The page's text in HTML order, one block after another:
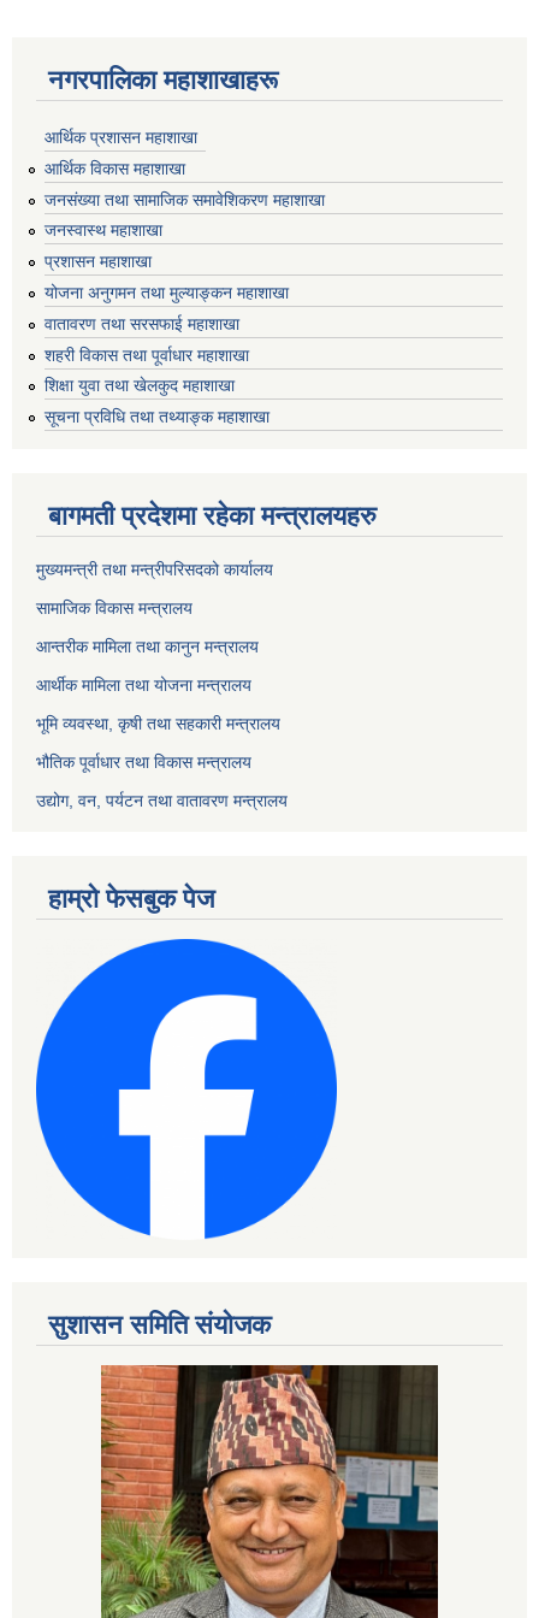
नगरपालिका महाशाखाहरू
आर्थिक प्रशासन महाशाखा
आर्थिक विकास महाशाखा
जनसंख्या तथा सामाजिक समावेशिकरण महाशाखा
जनस्वास्थ महाशाखा
प्रशासन महाशाखा
योजना अनुगमन तथा मुल्याङ्कन महाशाखा
वातावरण तथा सरसफाई महाशाखा
शहरी विकास तथा पूर्वाधार महाशाखा
शिक्षा युवा तथा खेलकुद महाशाखा
सूचना प्रविधि तथा तथ्याङ्क महाशाखा
बागमती प्रदेशमा रहेका मन्त्रालयहरु
मुख्यमन्त्री तथा मन्त्रीपरिसदको कार्यालय
सामाजिक विकास मन्त्रालय
आन्तरीक मामिला तथा कानुन मन्त्रालय
आर्थीक मामिला तथा योजना मन्त्रालय
भूमि व्यवस्था, कृषी तथा सहकारी मन्त्रालय
भौतिक पूर्वाधार तथा विकास मन्त्रालय
उद्योग, वन, पर्यटन तथा वातावरण मन्त्रालय
हाम्रो फेसबुक पेज
सुशासन समिति संयोजक